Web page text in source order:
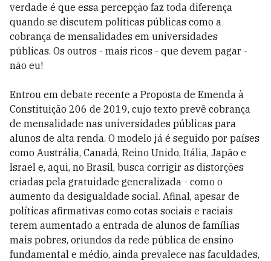
verdade é que essa percepção faz toda diferença
quando se discutem políticas públicas como a
cobrança de mensalidades em universidades
públicas. Os outros - mais ricos - que devem pagar -
não eu!
Entrou em debate recente a Proposta de Emenda à
Constituição 206 de 2019, cujo texto prevê cobrança
de mensalidade nas universidades públicas para
alunos de alta renda. O modelo já é seguido por países
como Austrália, Canadá, Reino Unido, Itália, Japão e
Israel e, aqui, no Brasil, busca corrigir as distorções
criadas pela gratuidade generalizada - como o
aumento da desigualdade social. Afinal, apesar de
políticas afirmativas como cotas sociais e raciais
terem aumentado a entrada de alunos de famílias
mais pobres, oriundos da rede pública de ensino
fundamental e médio, ainda prevalece nas faculdades,